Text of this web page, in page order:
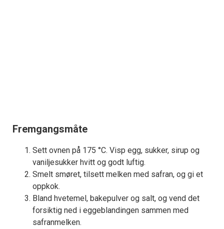
Fremgangsmåte
Sett ovnen på 175 °C. Visp egg, sukker, sirup og
vaniljesukker hvitt og godt luftig.
Smelt smøret, tilsett melken med safran, og gi et
oppkok.
Bland hvetemel, bakepulver og salt, og vend det
forsiktig ned i eggeblandingen sammen med
safranmelken.